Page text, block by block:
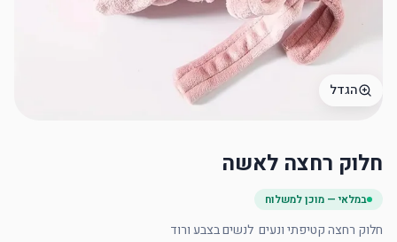
הגדל
חלוק רחצה לאשה
במלאי — מוכן למשלוח
חלוק רחצה קטיפתי ונעים  לנשים בצבע ורוד